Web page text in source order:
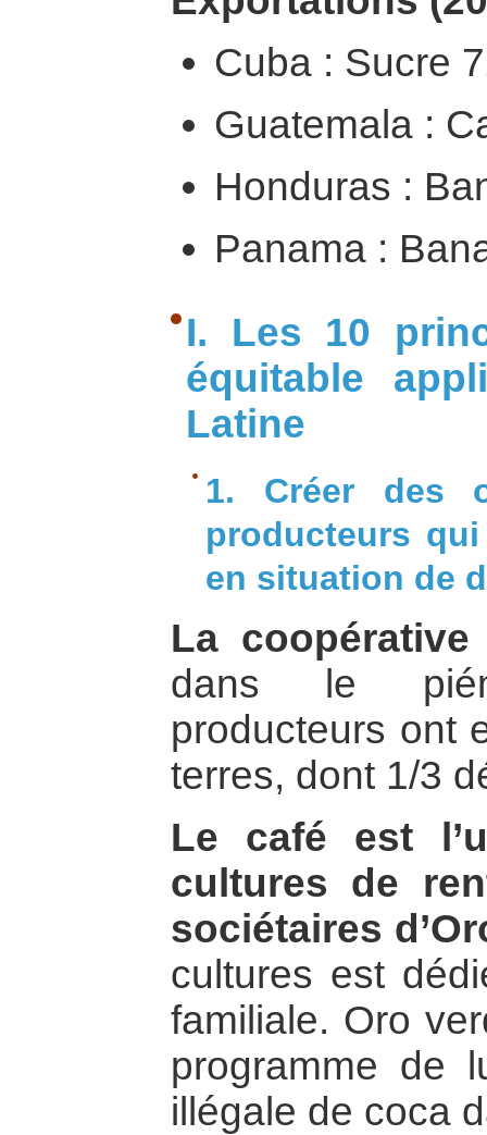
Cuba : Sucre
Guatemala :
Honduras :
Panama :
I. Les 10
équitable
Latine
1. Créer des
producteurs
en situation de
La
dans le
producteurs ont
terres, dont 1/3
Le café est
cultures de
sociétaires
cultures est
familiale. Oro
programme de
illégale de coca